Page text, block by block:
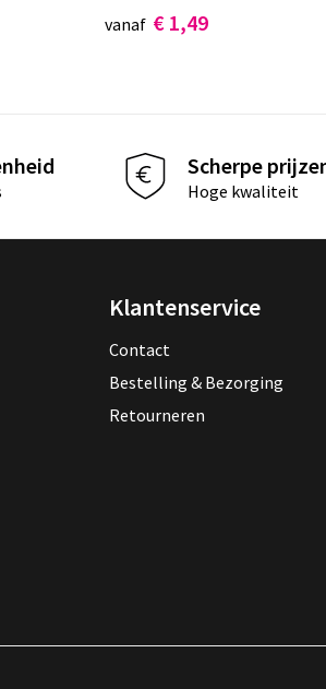
vanaf € 1,49
Scherpe
Hoge kwaliteit
Klantenservice
Contact
Bestelling & Bezorging
Retourneren